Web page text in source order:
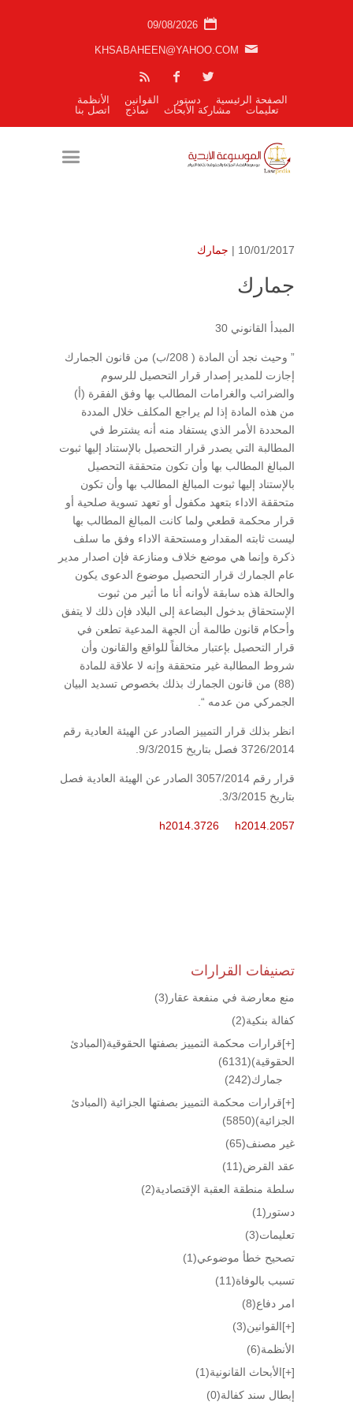
09/08/2026
KHSABAHEEN@YAHOO.COM
الصفحة الرئيسية دستور القوانين
الأنظمة
تعليمات
مشاركة الأبحاث نماذج اتصل بنا
10/01/2017 | جمارك
جمارك
المبدأ القانوني 30
” وحيث نجد أن المادة ( 208/ب) من قانون الجمارك
إجازت للمدير إصدار قرار التحصيل للرسوم
والضرائب والغرامات المطالب بها وفق الفقرة (أ)
من هذه المادة إذا لم يراجع المكلف خلال المددة
المحددة الأمر الذي يستفاد منه أنه يشترط في
المطالبة التي يصدر قرار التحصيل بالإستناد إليها ثبوت
المبالغ المطالب بها وأن تكون متحققة التحصيل
بالإستناد إليها ثبوت المبالغ المطالب بها وأن تكون
متحققة الاداء بتعهد مكفول أو تعهد تسوية صلحية أو
قرار محكمة قطعي ولما كانت المبالغ المطالب بها
ليست ثابته المقدار ومستحقة الاداء وفق ما سلف
ذكرة وإنما هي موضع خلاف ومنازعة فإن اصدار مدير
عام الجمارك قرار التحصيل موضوع الدعوى يكون
والحالة هذه سابقة لأوانه أنا ما أثير من ثبوت
الإستحقاق بدخول البضاعة إلى البلاد فإن ذلك لا يتفق
وأحكام قانون طالمة أن الجهة المدعية تطعن في
قرار التحصيل بإعتبار مخالفاً للواقع والقانون وأن
شروط المطالبة غير متحققة وإنه لا علاقة للمادة
(88) من قانون الجمارك بذلك بخصوص تسديد البيان
الجمركي من عدمه “.
انظر بذلك قرار التمييز الصادر عن الهيئة العادية رقم
3726/2014 فصل بتاريخ 9/3/2015.
قرار رقم 3057/2014 الصادر عن الهيئة العادية فصل
بتاريخ 3/3/2015.
h2014.3726 h2014.2057
تصنيفات القرارات
منع معارضة في منفعة عقار (3)
كفالة بنكية(2)
[+]قرارات محكمة التمييز بصفتها الحقوقية(المبادئ
الحقوقية)(6131)
جمارك(242)
[+]قرارات محكمة التمييز بصفتها الجزائية (المبادئ
الجزائية)(5850)
غير مصنف(65)
عقد القرض(11)
سلطة منطقة العقبة الإقتصادية(2)
دستور (1)
تعليمات(3)
تصحيح خطأ موضوعي(1)
تسبب بالوفاة(11)
امر دفاع(8)
[+]القوانين(3)
الأنظمة(6)
[+]الأبحاث القانونية(1)
إبطال سند كفالة(0)